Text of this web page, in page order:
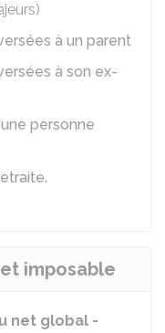
à un parent
à son ex-
personne
.
imposable
net global -